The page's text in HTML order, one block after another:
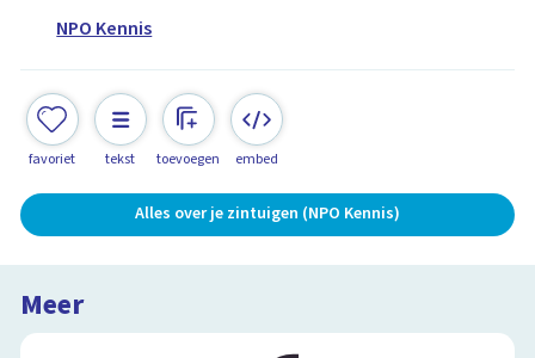
NPO Kennis
favoriet tekst toevoegen embed
Alles over je zintuigen (NPO Kennis)
Meer